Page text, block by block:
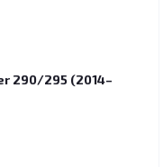
290/295 (2014–